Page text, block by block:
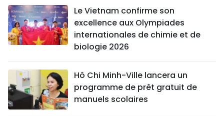
Le Vietnam confirme son
excellence aux Olympiades
internationales de chimie et de
biologie 2026
Hô Chi Minh-Ville lancera un
programme de prêt gratuit de
manuels scolaires